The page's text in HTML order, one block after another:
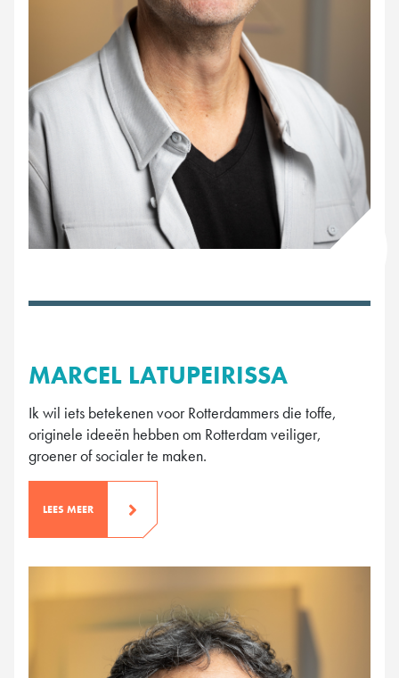
MARCEL LATUPEIRISSA
Ik wil iets betekenen voor Rotterdammers die toffe,
originele ideeën hebben om Rotterdam veiliger,
groener of socialer te maken.
LEES MEER